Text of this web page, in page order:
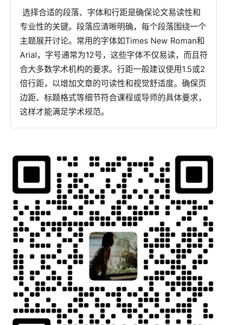
选择合适的段落、字体和行距是确保论文易读性和
专业性的关键。段落应清晰明确，每个段落围绕一个
主题展开讨论。常用的字体如Times New Roman和
Arial，字号通常为12号，这些字体不仅易读，而且符
合大多数学术机构的要求。行距一般建议使用1.5或2
倍行距，以增加文章的可读性和视觉舒适度。确保页
边距、标题格式等细节符合课程或导师的具体要求，
这样才能满足学术规范。